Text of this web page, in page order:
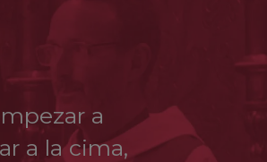
Fue canonizado en
a
a la cima,